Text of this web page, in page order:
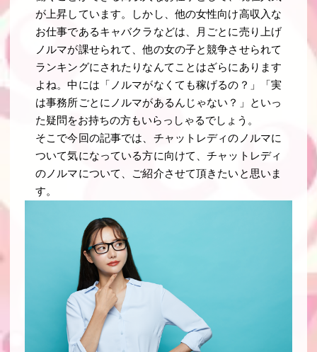
が上昇しています。しかし、他の女性向け高収入な
お仕事であるキャバクラなどは、月ごとに売り上げ
ノルマが課せられて、他の女の子と競争させられて
ランキングにされたりなんてことはざらにあります
よね。中には「ノルマがなくても稼げるの？」「実
は事務所ごとにノルマがあるんじゃない？」といっ
た疑問をお持ちの方もいらっしゃるでしょう。
そこで今回の記事では、チャットレディのノルマに
ついて気になっている方に向けて、チャットレディ
のノルマについて、ご紹介させて頂きたいと思いま
す。